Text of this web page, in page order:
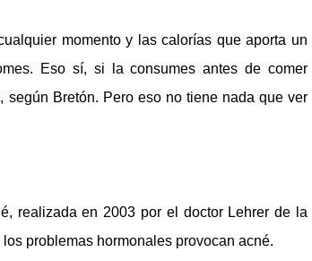
momento y las calorías que aporta un
Eso sí, si la consumes antes de comer
según Bretón. Pero eso no tiene nada que ver
realizada en 2003 por el doctor Lehrer de la
problemas hormonales provocan acné.